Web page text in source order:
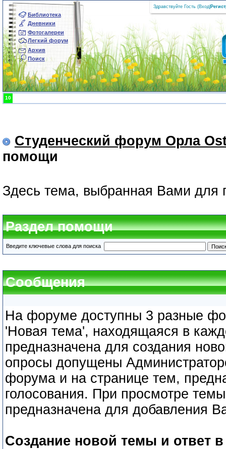
Библиотека
Дневники
Фотогалереи
Легкий форум
Архив
Поиск
Здравствуйте Гость (Вход
10
Студенческий форум Орла
помощи
Здесь тема, выбранная Вами для
Раздел помощи
Введите ключевые слова для поиска
Сообщения
На форуме доступны 3 разные
'Новая тема', находящаяся в
предназначена для создания
опросы допущены
форума и на странице тем,
голосования. При просмотре
предназначена для добавления
Создание новой темы и ответ в